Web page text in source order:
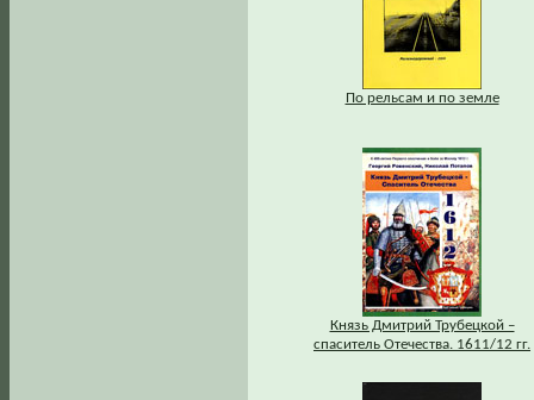
По рельсам и по земле
Князь Дмитрий Трубецкой –
спаситель Отечества. 1611/12 гг.